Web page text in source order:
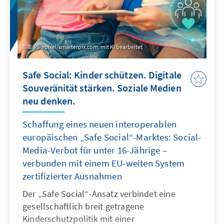
© Rawpixel/smarterpix.com, mit KI bearbeitet
Safe Social: Kinder schützen. Digitale
Souveränität stärken. Soziale Medien
neu denken.
Schaffung eines neuen interoperablen
europäischen „Safe Social“-Marktes: Social-
Media-Verbot für unter 16-Jährige –
verbunden mit einem EU-weiten System
zertifizierter Ausnahmen
Der „Safe Social“-Ansatz verbindet eine
gesellschaftlich breit getragene
Kinderschutzpolitik mit einer